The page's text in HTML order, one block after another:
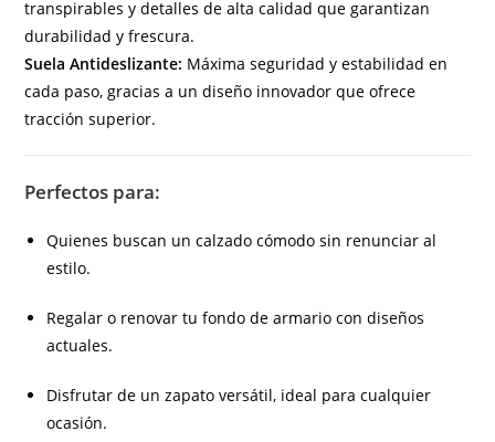
transpirables y detalles de alta calidad que garantizan
durabilidad y frescura.
Suela Antideslizante: Máxima seguridad y estabilidad en
cada paso, gracias a un diseño innovador que ofrece
tracción superior.
Perfectos para:
Quienes buscan un calzado cómodo sin renunciar al
estilo.
Regalar o renovar tu fondo de armario con diseños
actuales.
Disfrutar de un zapato versátil, ideal para cualquier
ocasión.